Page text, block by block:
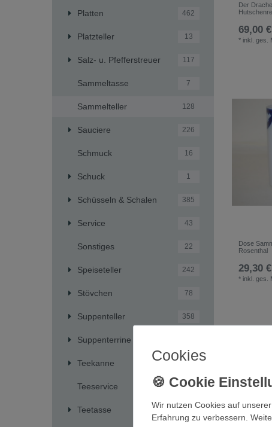
Platten 462
Platzteller 13
Salz- u. Pfefferstreuer 117
Sammeltasse 7
Sammelteller 128
Sauciere 226
Schmuck 16
Schuck 1
Schüsseln & Schalen 385
Service 43
Sonstiges 22
Speiseteller 242
Stövchen 78
Suppenteller 358
Suppenterrine
Teekanne 68
Teeservice 12
Teetasse 232
Der
69,00
* inkl. ges.
Dose
Rosenthal
29,30
* inkl. ges.
Cookies
Wir nutzen Cookies auf
Erfahrung zu verbessern.